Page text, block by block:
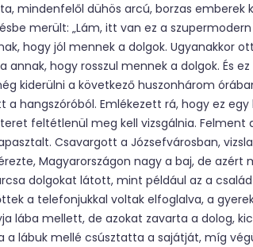
mindenfelől dühös arcú, borzas emberek
merült: „Lám, itt van ez a
hogy jól mennek a dolgok. Ugyanakkor
hogy rosszul mennek a dolgok. És
kiderülni a következő huszonhárom
a hangszóróból. Emlékezett rá, hogy ez
feltétlenül meg kell vizsgálnia. Felment
Csavargott a Józsefvárosban,
Magyarországon nagy a baj, de azért
dolgokat látott, mint például az a
a telefonjukkal voltak elfoglalva, a
lába mellett, de azokat zavarta a dolog,
a lábuk mellé csúsztatta a sajátját, míg